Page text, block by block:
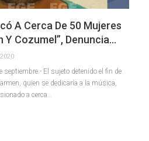
A Cerca De 50 Mujeres
Y Cozumel”, Denuncia…
septiembre.- El sujeto detenido el fin de
quien se dedicaría a la música,
a cerca…